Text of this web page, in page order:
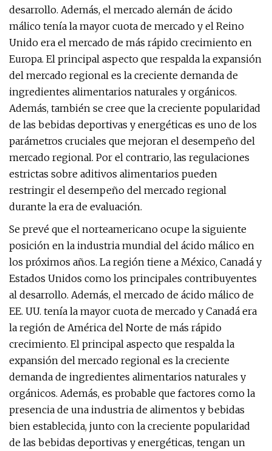
desarrollo. Además, el mercado alemán de ácido
málico tenía la mayor cuota de mercado y el Reino
Unido era el mercado de más rápido crecimiento en
Europa. El principal aspecto que respalda la expansión
del mercado regional es la creciente demanda de
ingredientes alimentarios naturales y orgánicos.
Además, también se cree que la creciente popularidad
de las bebidas deportivas y energéticas es uno de los
parámetros cruciales que mejoran el desempeño del
mercado regional. Por el contrario, las regulaciones
estrictas sobre aditivos alimentarios pueden
restringir el desempeño del mercado regional
durante la era de evaluación.
Se prevé que el norteamericano ocupe la siguiente
posición en la industria mundial del ácido málico en
los próximos años. La región tiene a México, Canadá y
Estados Unidos como los principales contribuyentes
al desarrollo. Además, el mercado de ácido málico de
EE. UU. tenía la mayor cuota de mercado y Canadá era
la región de América del Norte de más rápido
crecimiento. El principal aspecto que respalda la
expansión del mercado regional es la creciente
demanda de ingredientes alimentarios naturales y
orgánicos. Además, es probable que factores como la
presencia de una industria de alimentos y bebidas
bien establecida, junto con la creciente popularidad
de las bebidas deportivas y energéticas, tengan un